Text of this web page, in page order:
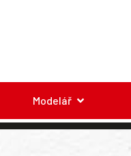
Modelář